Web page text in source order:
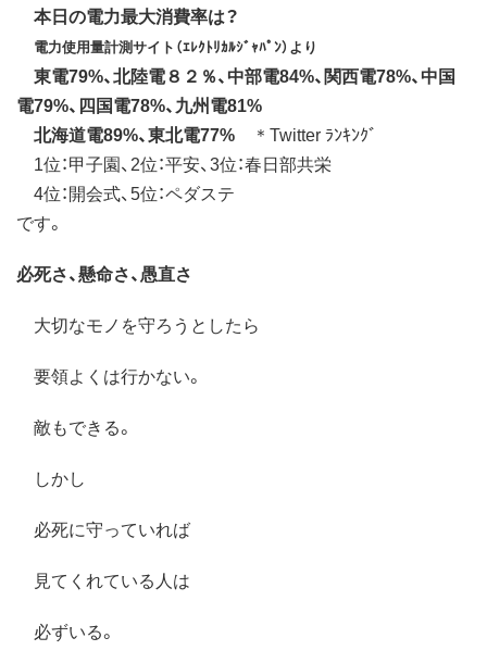
本日の電力最大消費率は？
電力使用量計測サイト（ｴﾚｸﾄﾘｶﾙｼﾞｬﾊﾟﾝ）より
東電79%、北陸電８２％、中部電84%、関西電78%、中国
電79%、四国電78%、九州電81%
北海道電89%、東北電77% ＊Twitter ﾗﾝｷﾝｸﾞ
1位：甲子園、2位：平安、3位：春日部共栄
4位：開会式、5位：ペダステ
です。
必死さ、懸命さ、愚直さ
大切なモノを守ろうとしたら
要領よくは行かない。
敵もできる。
しかし
必死に守っていれば
見てくれている人は
必ずいる。